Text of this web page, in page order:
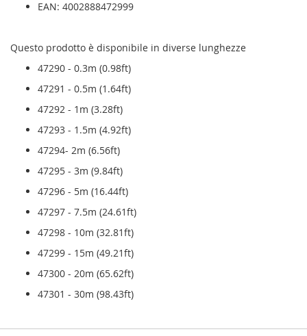
EAN: 4002888472999
Questo prodotto è disponibile in diverse lunghezze
47290 - 0.3m (0.98ft)
47291 - 0.5m (1.64ft)
47292 - 1m (3.28ft)
47293 - 1.5m (4.92ft)
47294- 2m (6.56ft)
47295 - 3m (9.84ft)
47296 - 5m (16.44ft)
47297 - 7.5m (24.61ft)
47298 - 10m (32.81ft)
47299 - 15m (49.21ft)
47300 - 20m (65.62ft)
47301 - 30m (98.43ft)